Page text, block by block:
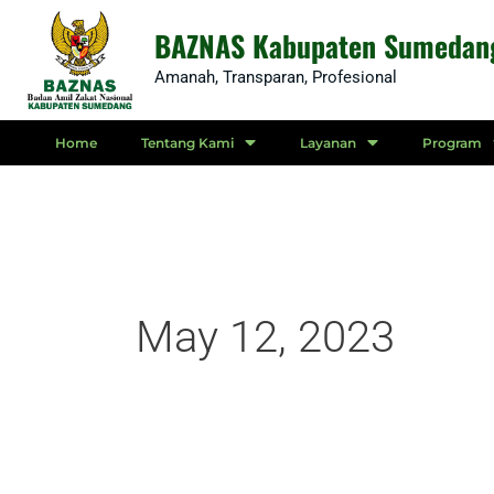
content
BAZNAS Kabupaten
Amanah, Transparan, Profesional
Home Tentang Kami Layanan Program
May 12, 2023